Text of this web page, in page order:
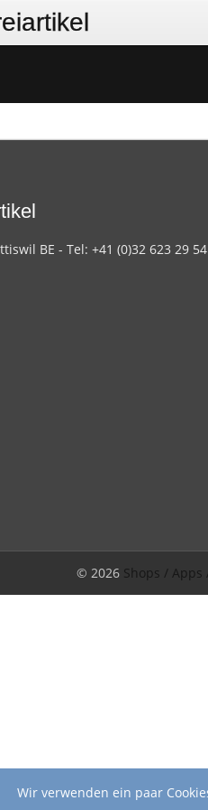
BE - Tel: +41 (0)32 623 29
© 2026 Shops / Apps
Wir verwenden ein paar